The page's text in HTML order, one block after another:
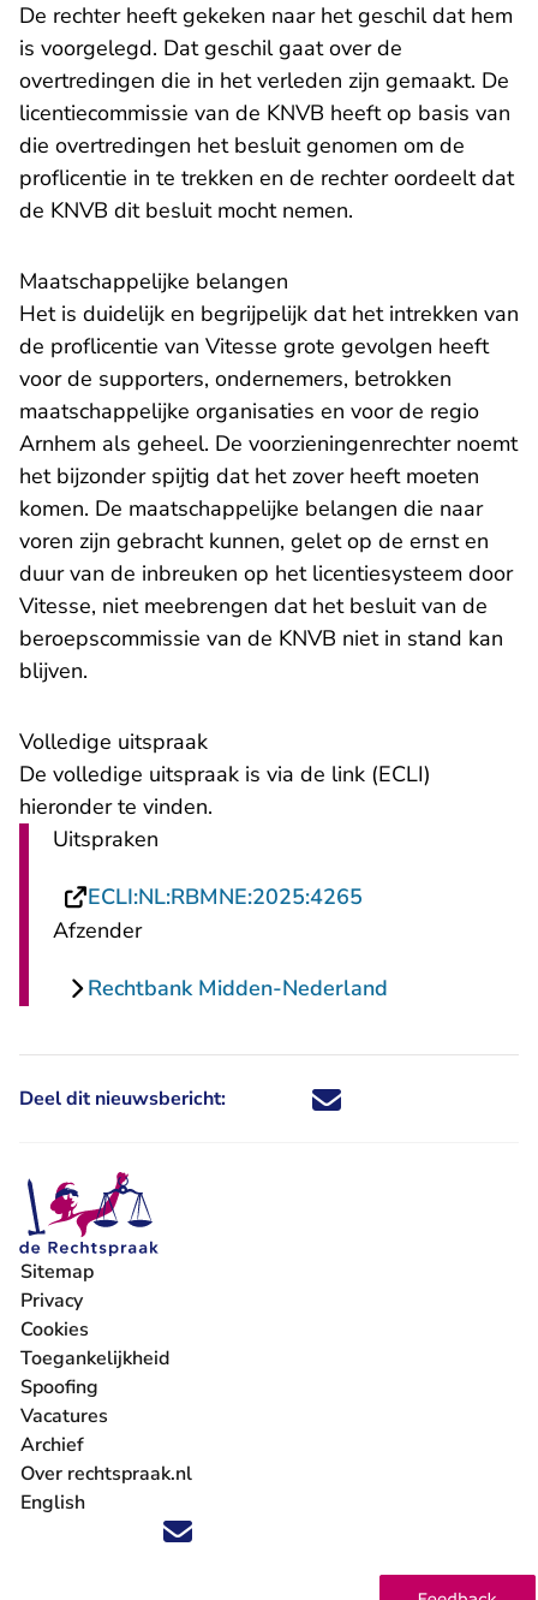
De rechter heeft gekeken naar het geschil dat hem
is voorgelegd. Dat geschil gaat over de
overtredingen die in het verleden zijn gemaakt. De
licentiecommissie van de KNVB heeft op basis van
die overtredingen het besluit genomen om de
proflicentie in te trekken en de rechter oordeelt dat
de KNVB dit besluit mocht nemen.
Maatschappelijke belangen
Het is duidelijk en begrijpelijk dat het intrekken van
de proflicentie van Vitesse grote gevolgen heeft
voor de supporters, ondernemers, betrokken
maatschappelijke organisaties en voor de regio
Arnhem als geheel. De voorzieningenrechter noemt
het bijzonder spijtig dat het zover heeft moeten
komen. De maatschappelijke belangen die naar
voren zijn gebracht kunnen, gelet op de ernst en
duur van de inbreuken op het licentiesysteem door
Vitesse, niet meebrengen dat het besluit van de
beroepscommissie van de KNVB niet in stand kan
blijven.
Volledige uitspraak
De volledige uitspraak is via de link (ECLI)
hieronder te vinden.
Uitspraken
ECLI:NL:RBMNE:2025:4265
Afzender
Rechtbank Midden-Nederland
Deel dit nieuwsbericht: Deel dit nieuwsbericht via X -
Deel dit nieuwsbericht via
Deel dit nieuwsbericht
Deel dit
Volg ons op X (Twitter) - U verlaat Rechtspraak.nl
Volg ons op Facebook - U verlaat Rechtspraak.nl
Volg ons op Instagram - U verlaat Rechtspraak.nl
Volg ons op Youtube - U verlaat Rechtspraak.nl
Volg ons op LinkedIn - U verlaat
'Blijf op de hoogte' nieuwsbrief - U verlaat
Sitemap
Privacy
Cookies
Toegankelijkheid
Spoofing
Vacatures
- U verlaat Rechtspraak.nl
Archief
Over rechtspraak.nl
English